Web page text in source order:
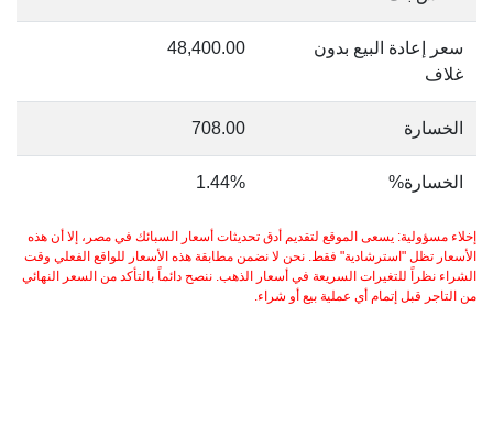
سعر إعادة البيع بدون
غلاف
48,400.00
الخسارة 708.00
الخسارة% 1.44%
إخلاء مسؤولية: يسعى الموقع لتقديم أدق تحديثات أسعار السبائك في مصر، إلا أن هذه
الأسعار تظل "استرشادية" فقط. نحن لا نضمن مطابقة هذه الأسعار للواقع الفعلي وقت
الشراء نظراً للتغيرات السريعة في أسعار الذهب. ننصح دائماً بالتأكد من السعر النهائي
من التاجر قبل إتمام أي عملية بيع أو شراء.